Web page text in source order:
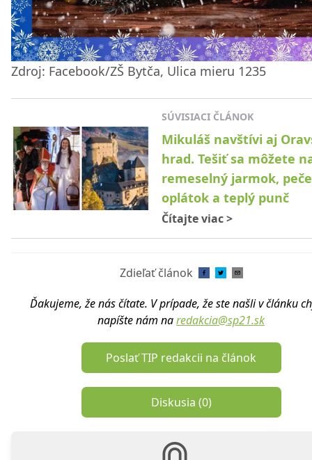
Zdroj: Facebook/ZŠ Bytča, Ulica mieru 1235
SÚVISIACI ČLÁNOK
Mikuláš navštívi aj
hrad. Tešiť sa môžete
remeselný jarmok,
oplátok a teplý punč
Čítajte viac>
Zdieľať článok
Ďakujeme, že nás čítate. V prípade, že ste našli v článku
napíšte nám naredakcia@sp21.sk
Poslať TIP redakcii na článok
Diskusia (0)